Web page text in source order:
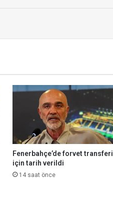
Fenerbahçe’de forvet transferi
için tarih verildi
14 saat önce